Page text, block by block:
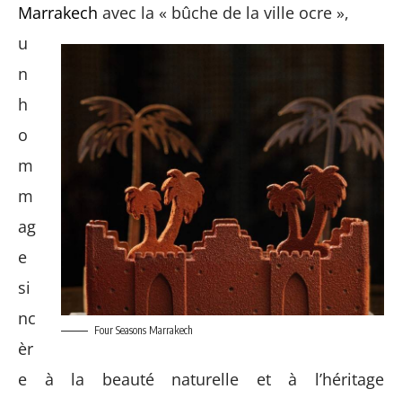
Marrakech avec la « bûche de la ville ocre »,
Four Seasons Marrakech
u
n
h
o
m
m
ag
e
si
nc
èr
e à la beauté naturelle et à l’héritage